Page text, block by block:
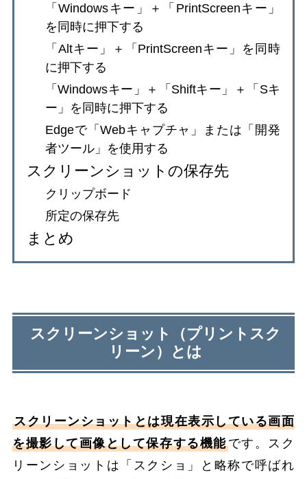
「Windowsキー」＋「PrintScreenキー」
を同時に押下する
「Altキー」＋「PrintScreenキー」を同時
に押下する
「Windowsキー」＋「Shiftキー」＋「Sキ
ー」を同時に押下する
Edgeで「Webキャプチャ」または「開発
者ツール」を使用する
スクリーンショットの保存先
クリップボード
所定の保存先
まとめ
スクリーンショット（プリントスク
リーン）とは
スクリーンショットとは現在表示している画面
を撮影して画像として保存する機能です。スク
リーンショットは「スクショ」と略称で呼ばれ